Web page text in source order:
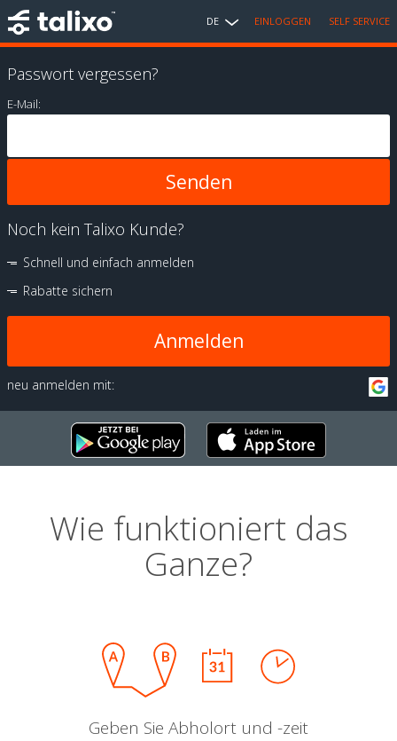
DE EINLOGGEN SELF SERVICE
Passwort vergessen?
E-Mail:
Noch kein Talixo Kunde?
Schnell und einfach anmelden
Rabatte sichern
Anmelden
neu anmelden mit:
Wie funktioniert das
Ganze?
Geben Sie Abholort und -zeit